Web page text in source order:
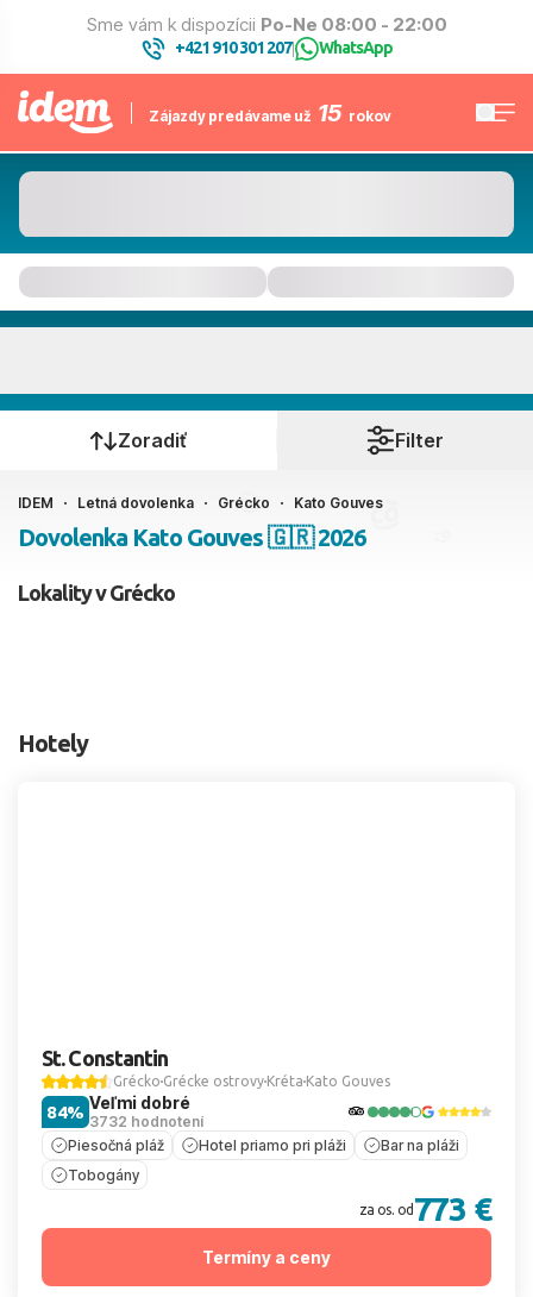
Sme vám k dispozícii Po-Ne 08:00 - 22:00
+421 910 301 207| WhatsApp
Zájazdy predávame už 15 rokov
Kedy cestujete?
Ako cestujete?
2 dospelí, 0 deti
Zoradiť Filter
IDEM Letná dovolenka Grécko Kato Gouves
Dovolenka Kato Gouves 🇬🇷 2026
Lokality v Grécko
Hotely
St. Constantin
Grécko Grécke ostrovy Kréta Kato Gouves
Veľmi dobré
3732 hodnotení
84%
Piesočná pláž Hotel priamo pri pláži
Bar na pláži
Tobogány
za os. od 773 €
Termíny a ceny